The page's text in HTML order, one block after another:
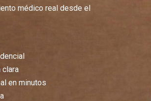
médico real desde el
clara
en minutos